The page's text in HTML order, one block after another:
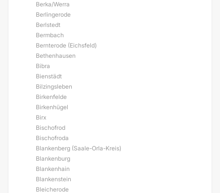
Berka/Werra
Berlingerode
Berlstedt
Bermbach
Bernterode (Eichsfeld)
Bethenhausen
Bibra
Bienstädt
Bilzingsleben
Birkenfelde
Birkenhügel
Birx
Bischofrod
Bischofroda
Blankenberg (Saale-Orla-Kreis)
Blankenburg
Blankenhain
Blankenstein
Bleicherode